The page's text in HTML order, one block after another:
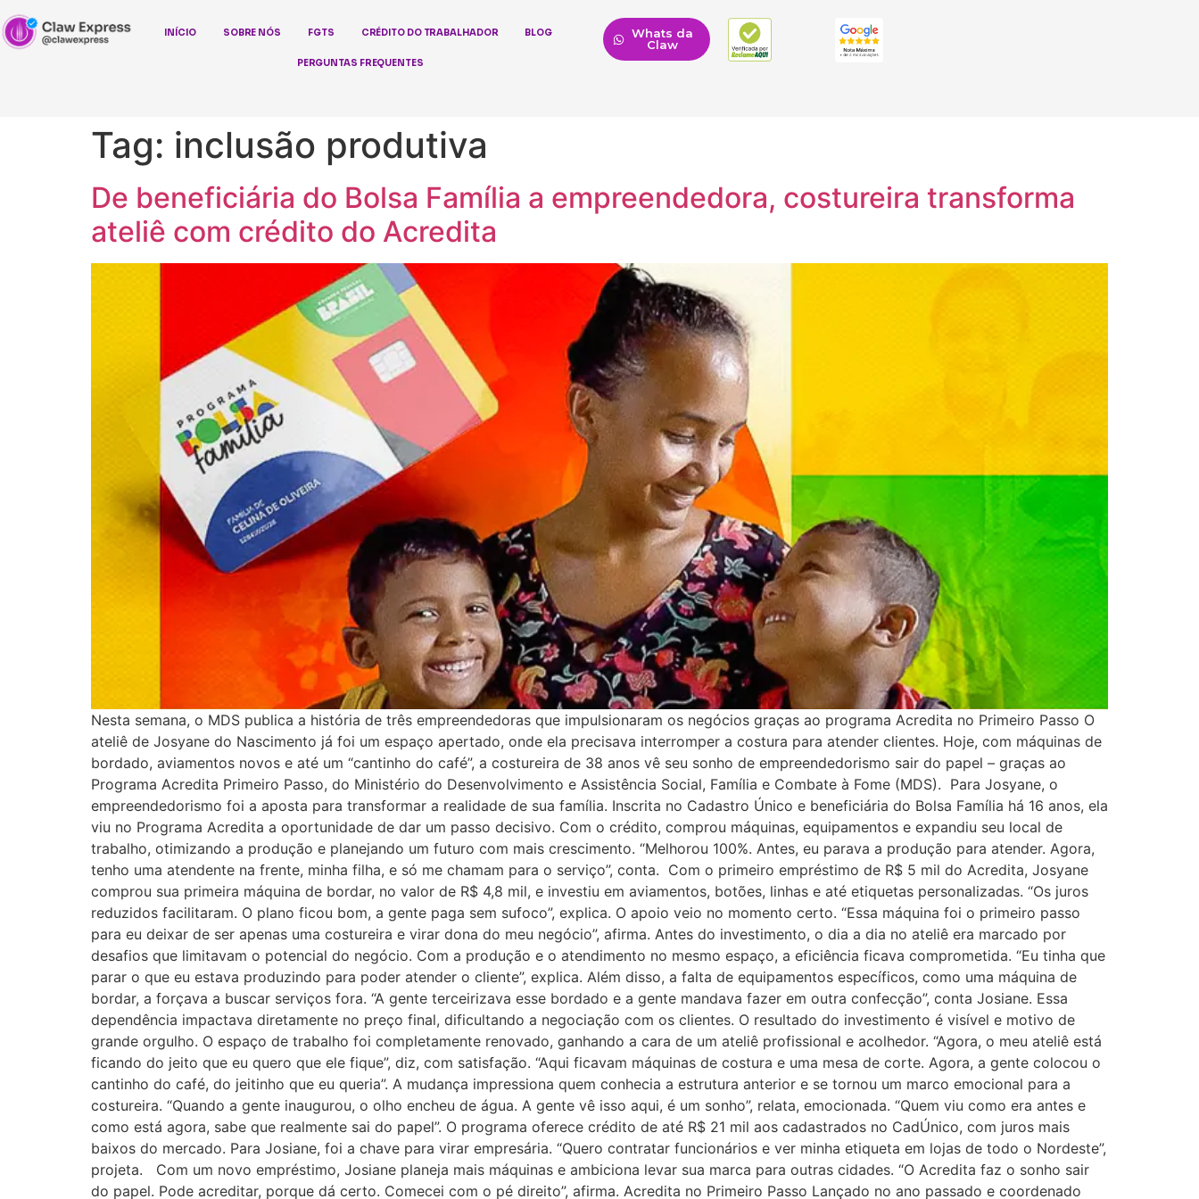
INÍCIO SOBRE NÓS FGTS CRÉDITO DO TRABALHADOR BLOG
PERGUNTAS FREQUENTES
Whats da
Claw
Tag: inclusão produtiva
De beneficiária do Bolsa Família a empreendedora, costureira transforma
ateliê com crédito do Acredita
Nesta semana, o MDS publica a história de três empreendedoras que impulsionaram os negócios graças ao programa Acredita no Primeiro Passo O
ateliê de Josyane do Nascimento já foi um espaço apertado, onde ela precisava interromper a costura para atender clientes. Hoje, com máquinas de
bordado, aviamentos novos e até um “cantinho do café”, a costureira de 38 anos vê seu sonho de empreendedorismo sair do papel – graças ao
Programa Acredita Primeiro Passo, do Ministério do Desenvolvimento e Assistência Social, Família e Combate à Fome (MDS). Para Josyane, o
empreendedorismo foi a aposta para transformar a realidade de sua família. Inscrita no Cadastro Único e beneficiária do Bolsa Família há 16 anos, ela
viu no Programa Acredita a oportunidade de dar um passo decisivo. Com o crédito, comprou máquinas, equipamentos e expandiu seu local de
trabalho, otimizando a produção e planejando um futuro com mais crescimento. “Melhorou 100%. Antes, eu parava a produção para atender. Agora,
tenho uma atendente na frente, minha filha, e só me chamam para o serviço”, conta. Com o primeiro empréstimo de R$ 5 mil do Acredita, Josyane
comprou sua primeira máquina de bordar, no valor de R$ 4,8 mil, e investiu em aviamentos, botões, linhas e até etiquetas personalizadas. “Os juros
reduzidos facilitaram. O plano ficou bom, a gente paga sem sufoco”, explica. O apoio veio no momento certo. “Essa máquina foi o primeiro passo
para eu deixar de ser apenas uma costureira e virar dona do meu negócio”, afirma. Antes do investimento, o dia a dia no ateliê era marcado por
desafios que limitavam o potencial do negócio. Com a produção e o atendimento no mesmo espaço, a eficiência ficava comprometida. “Eu tinha que
parar o que eu estava produzindo para poder atender o cliente”, explica. Além disso, a falta de equipamentos específicos, como uma máquina de
bordar, a forçava a buscar serviços fora. “A gente terceirizava esse bordado e a gente mandava fazer em outra confecção”, conta Josiane. Essa
dependência impactava diretamente no preço final, dificultando a negociação com os clientes. O resultado do investimento é visível e motivo de
grande orgulho. O espaço de trabalho foi completamente renovado, ganhando a cara de um ateliê profissional e acolhedor. “Agora, o meu ateliê está
ficando do jeito que eu quero que ele fique”, diz, com satisfação. “Aqui ficavam máquinas de costura e uma mesa de corte. Agora, a gente colocou o
cantinho do café, do jeitinho que eu queria”. A mudança impressiona quem conhecia a estrutura anterior e se tornou um marco emocional para a
costureira. “Quando a gente inaugurou, o olho encheu de água. A gente vê isso aqui, é um sonho”, relata, emocionada. “Quem viu como era antes e
como está agora, sabe que realmente sai do papel”. O programa oferece crédito de até R$ 21 mil aos cadastrados no CadÚnico, com juros mais
baixos do mercado. Para Josiane, foi a chave para virar empresária. “Quero contratar funcionários e ver minha etiqueta em lojas de todo o Nordeste”,
projeta. Com um novo empréstimo, Josiane planeja mais máquinas e ambiciona levar sua marca para outras cidades. “O Acredita faz o sonho sair
do papel. Pode acreditar, porque dá certo. Comecei com o pé direito”, afirma. Acredita no Primeiro Passo Lançado no ano passado e coordenado